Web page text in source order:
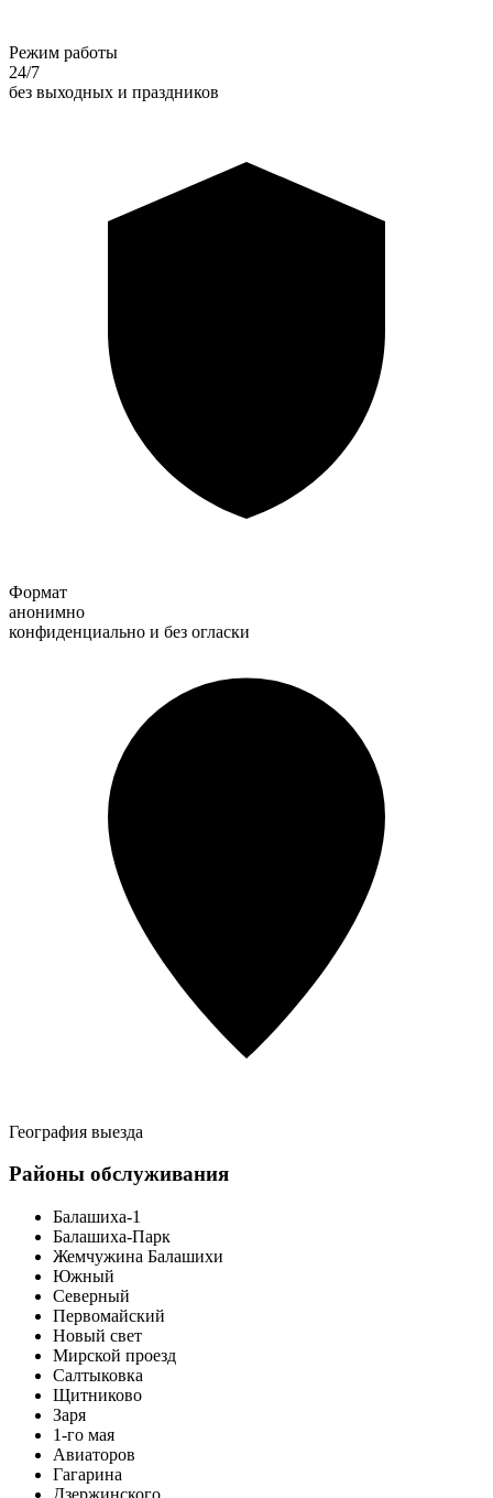
Режим работы
24/7
без выходных и праздников
Формат
анонимно
конфиденциально и без огласки
География выезда
Районы обслуживания
Балашиха-1
Балашиха-Парк
Жемчужина Балашихи
Южный
Северный
Первомайский
Новый свет
Мирской проезд
Салтыковка
Щитниково
Заря
1-го мая
Авиаторов
Гагарина
Дзержинского